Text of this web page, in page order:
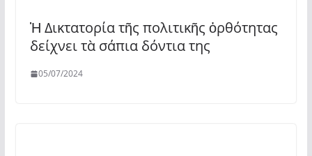
Ἡ Δικτατορία τῆς πολιτικῆς ὀρθότητας
δείχνει τὰ σάπια δόντια της
05/07/2024